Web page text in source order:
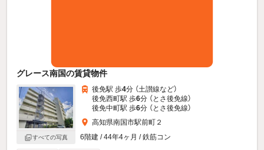
グレース南国の賃貸物件
すべての写真
後免駅 歩4分 （土讃線など）
後免西町駅 歩6分 （とさ後免線）
後免中町駅 歩6分 （とさ後免線）
高知県南国市駅前町２
6階建 / 44年4ヶ月 / 鉄筋コン